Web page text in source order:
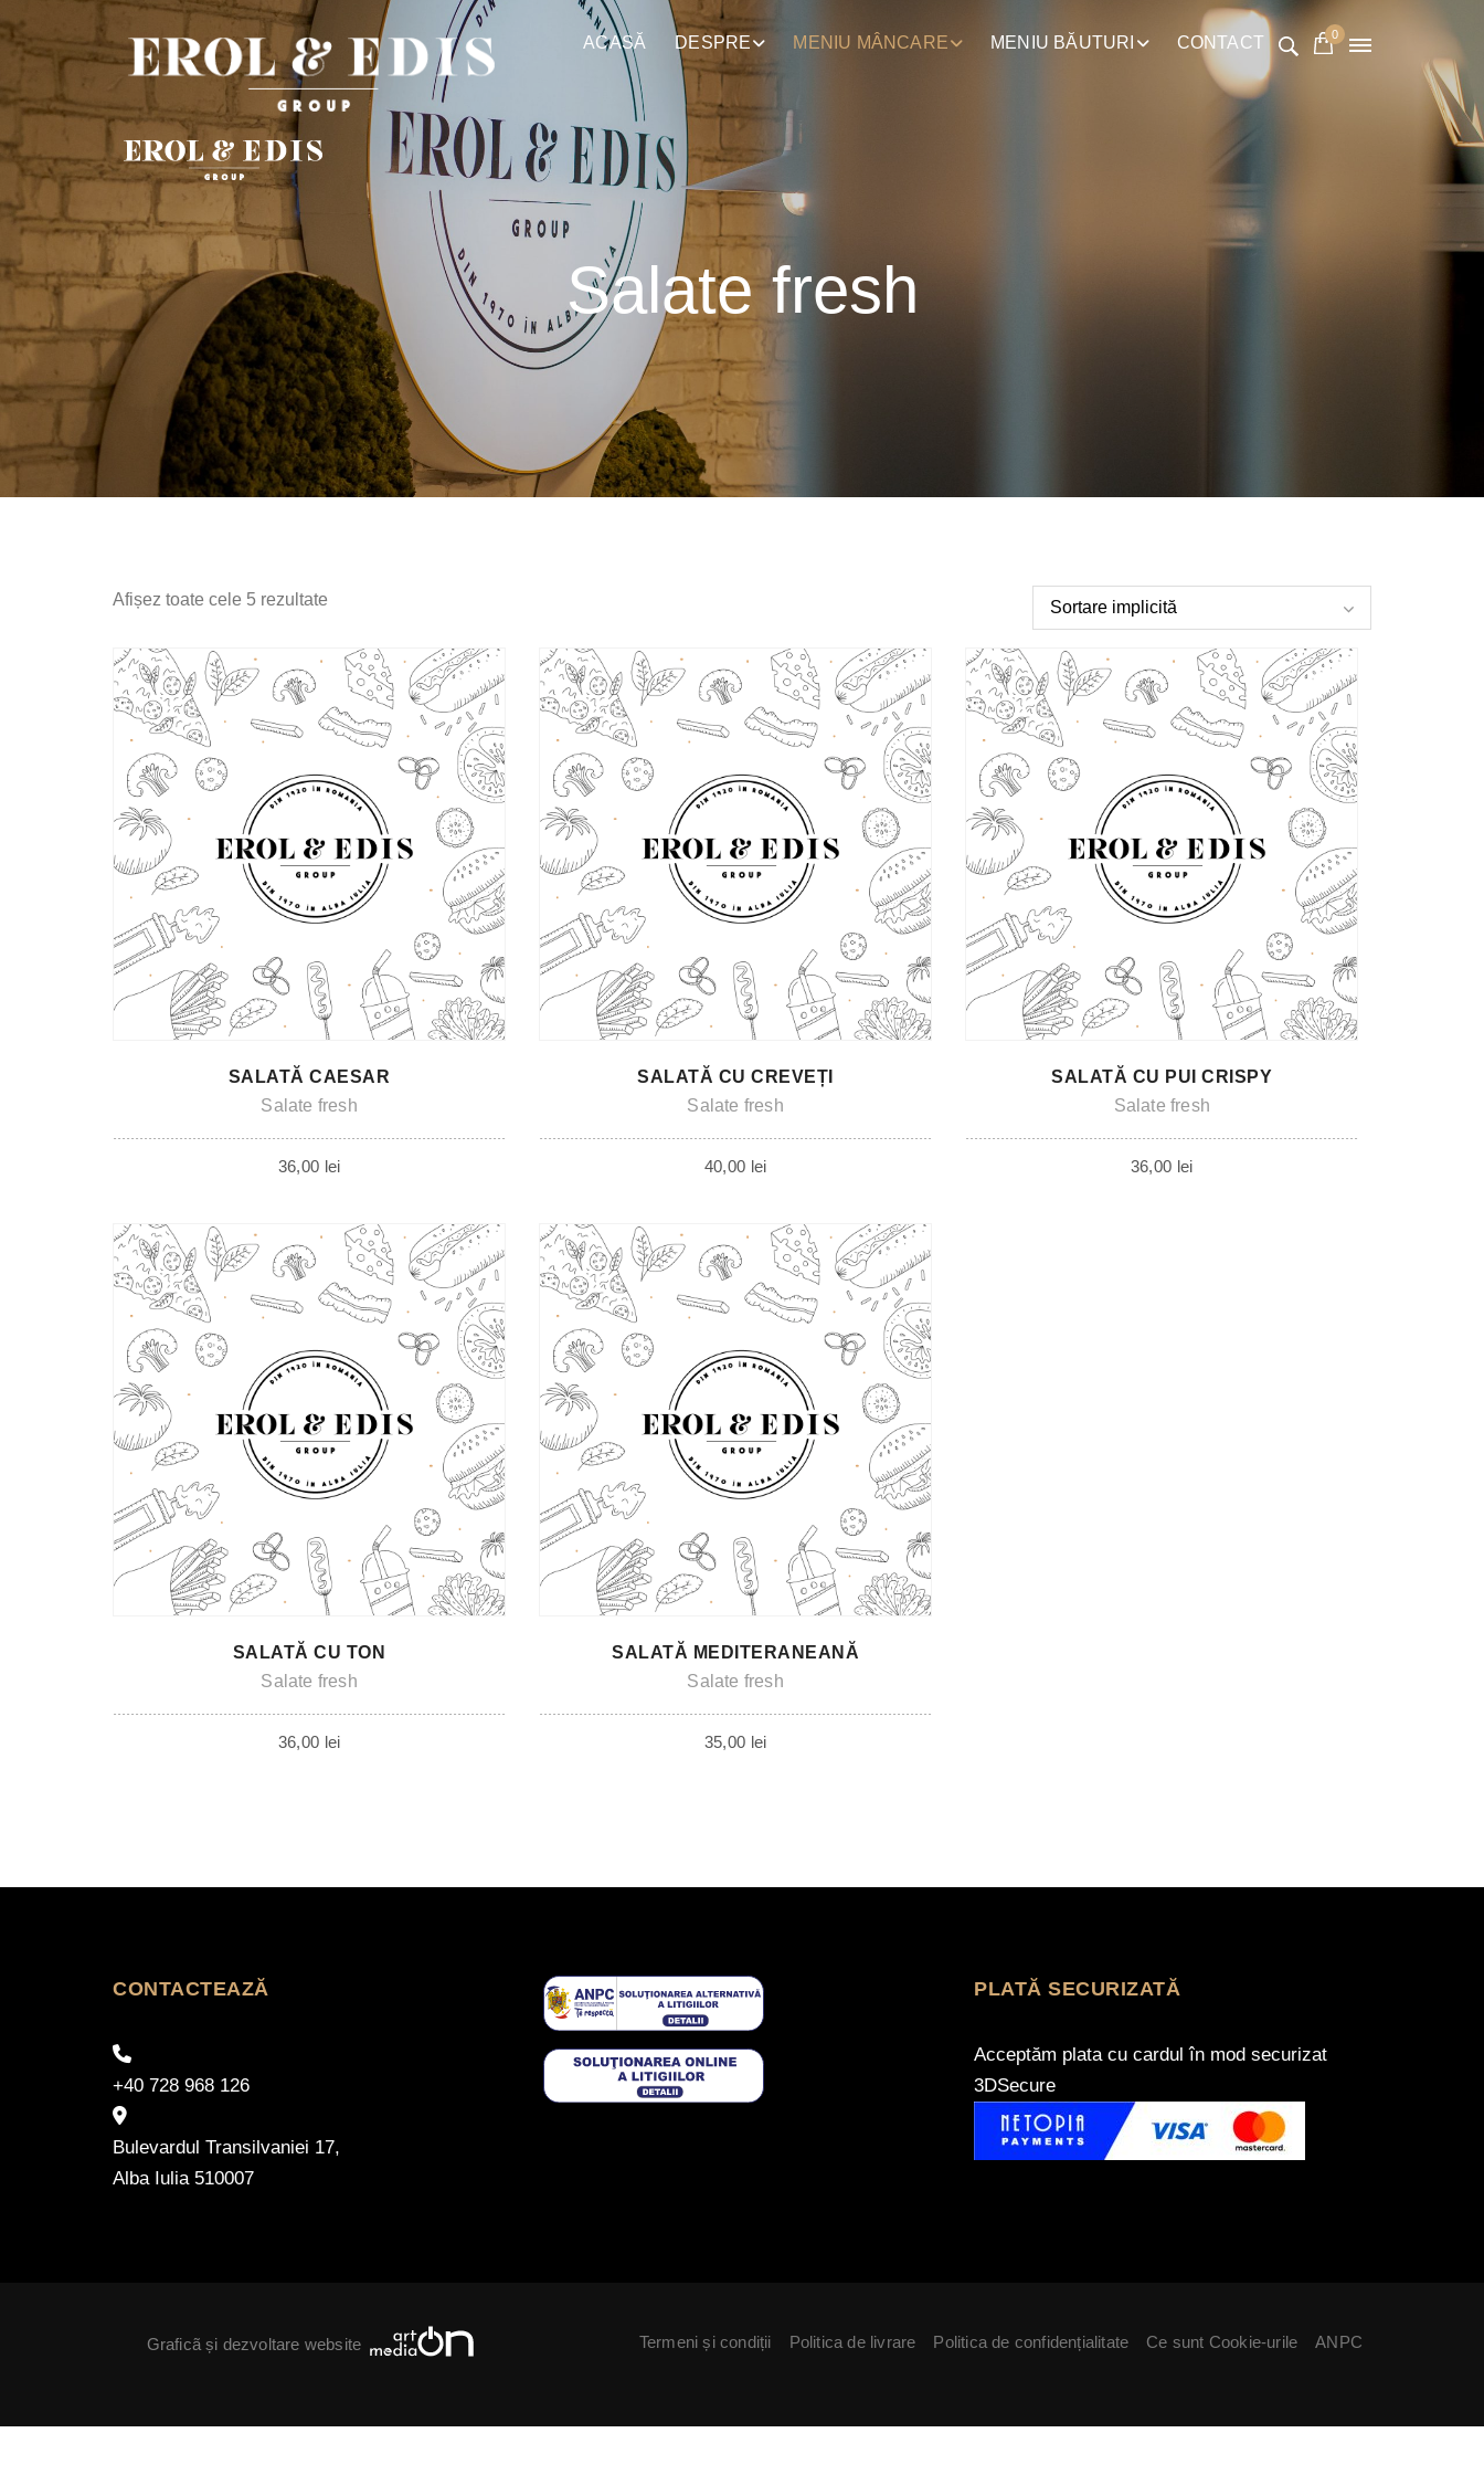
0
ACASĂ DESPRE MENIU MÂNCARE MENIU BĂUTURI CONTACT
Salate fresh
Afișez toate cele 5 rezultate
SALATĂ CAESAR
Salate fresh
36,00 lei
SALATĂ CU CREVEȚI
Salate fresh
40,00 lei
SALATĂ CU PUI CRISPY
Salate fresh
36,00 lei
SALATĂ CU TON
Salate fresh
36,00 lei
SALATĂ MEDITERANEANĂ
Salate fresh
35,00 lei
CONTACTEAZĂ
+40 728 968 126
Bulevardul Transilvaniei 17,
Alba Iulia 510007
PLATĂ SECURIZATĂ
Acceptăm plata cu cardul în mod securizat
3DSecure
Graficã și dezvoltare website Termeni și condiții Politica de livrare Politica de confidențialitate Ce sunt Cookie-urile ANPC